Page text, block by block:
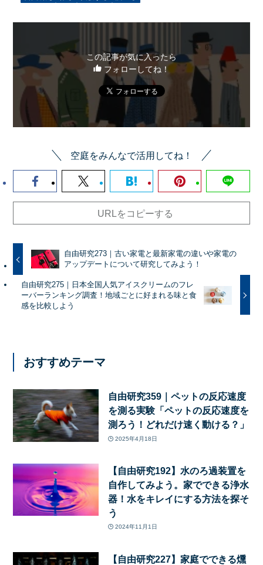
この記事が気に入ったら
フォローしてね！
空庭をみんなで活用してね！
URLをコピーする
自由研究273｜古い家電と最新家電の違いや家電の
アップデートについて研究してみよう！
自由研究275｜日本全国人気アイスクリームのフレ
ーバーランキング調査！地域ごとに好まれる味と食
感を比較しよう
おすすめテーマ
自由研究359｜ペットの反応速度
を測る実験「ペットの反応速度を
測ろう！どれだけ速く動ける？」
2025年4月18日
【自由研究192】水のろ過装置を
自作してみよう。家でできる浄水
器！水をキレイにする方法を探そ
う
2024年11月1日
【自由研究227】家庭でできる燻